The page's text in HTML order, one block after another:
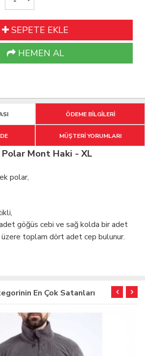
SEPETE EKLE
HEMEN AL
ÖDEME BİLGİLERİ
MÜŞTERİ YORUMLARI
Mont Haki - XL
polar,
göğüs cebi ve sağ kolda bir adet
toplam dört adet cep bulunur.
En Çok Satanları